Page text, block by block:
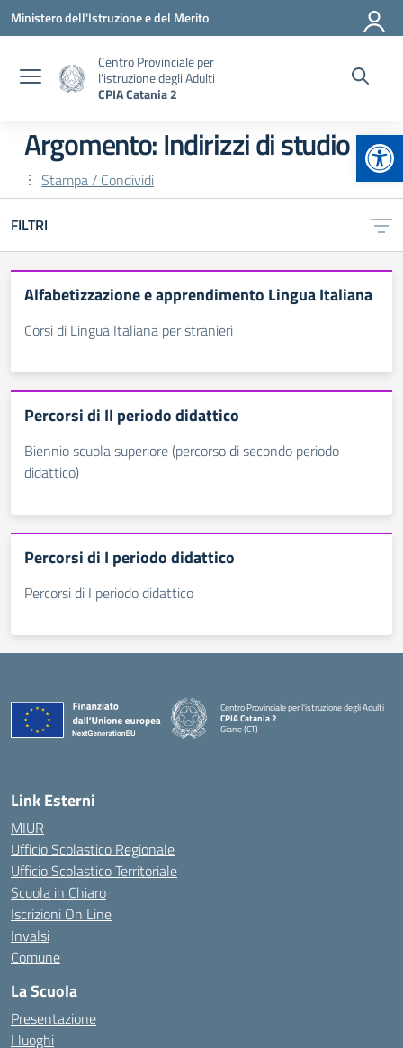
Vai ai contenuti
Vai al menu di navigazione
Vai al footer
Ministero dell'Istruzione e del Merito
Centro Provinciale per
l'istruzione degli Adulti
CPIA Catania 2
Argomento: Indirizzi di studio
Stampa / Condividi
FILTRI
Alfabetizzazione e apprendimento Lingua Italiana
Corsi di Lingua Italiana per stranieri
Percorsi di II periodo didattico
Biennio scuola superiore (percorso di secondo periodo
didattico)
Percorsi di I periodo didattico
Percorsi di I periodo didattico
Centro Provinciale per l'istruzione degli Adulti
CPIA Catania 2
Giarre (CT)
Link Esterni
MIUR
Ufficio Scolastico Regionale
Ufficio Scolastico Territoriale
Scuola in Chiaro
Iscrizioni On Line
Invalsi
Comune
La Scuola
Presentazione
I luoghi